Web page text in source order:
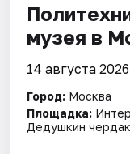
музея в
14 августа 2026
Город: Москва
Площадка:
Дедушкин чердак